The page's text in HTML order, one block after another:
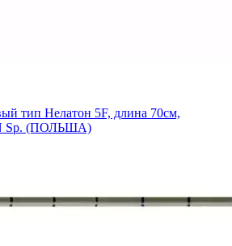
тип Нелатон 5F, длина 70см,
Sp. (ПОЛЬША)